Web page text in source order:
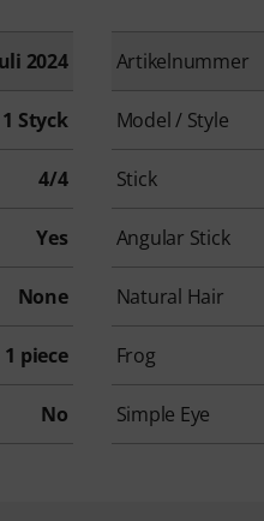
2024 Artikelnummer
1 Styck Model / Style
4/4 Stick
Yes Angular Stick
None Natural Hair
1 piece Frog
No Simple Eye